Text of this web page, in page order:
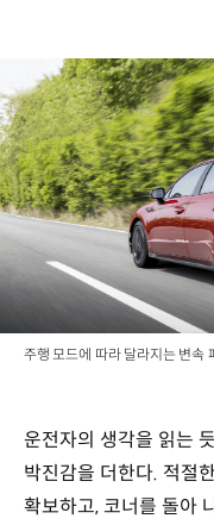
주행 모드에 따라 달라지는 변속
운전자의 생각을 읽는
박진감을 더한다. 적절
확보하고, 코너를 돌아